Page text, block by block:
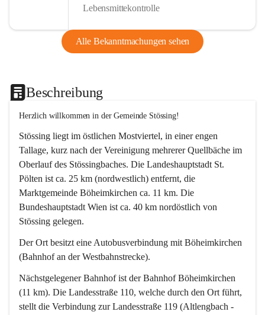
Lebensmittekontrolle
Alle Bekanntmachungen sehen
Beschreibung
Herzlich willkommen in der Gemeinde Stössing!
Stössing liegt im östlichen Mostviertel, in einer engen
Tallage, kurz nach der Vereinigung mehrerer Quellbäche im
Oberlauf des Stössingbaches. Die Landeshauptstadt St.
Pölten ist ca. 25 km (nordwestlich) entfernt, die
Marktgemeinde Böheimkirchen ca. 11 km. Die
Bundeshauptstadt Wien ist ca. 40 km nordöstlich von
Stössing gelegen.
Der Ort besitzt eine Autobusverbindung mit Böheimkirchen
(Bahnhof an der Westbahnstrecke).
Nächstgelegener Bahnhof ist der Bahnhof Böheimkirchen
(11 km). Die Landesstraße 110, welche durch den Ort führt,
stellt die Verbindung zur Landesstraße 119 (Altlengbach -